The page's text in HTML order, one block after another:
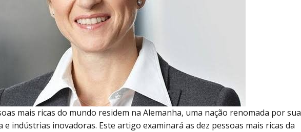
mais ricas do mundo residem na Alemanha, uma nação renomada por sua
indústrias inovadoras. Este artigo examinará as dez pessoas mais ricas da